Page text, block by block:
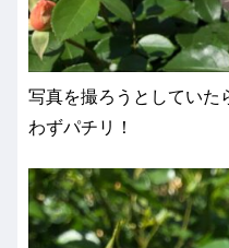
写真を撮ろうとしていた
わずパチリ！